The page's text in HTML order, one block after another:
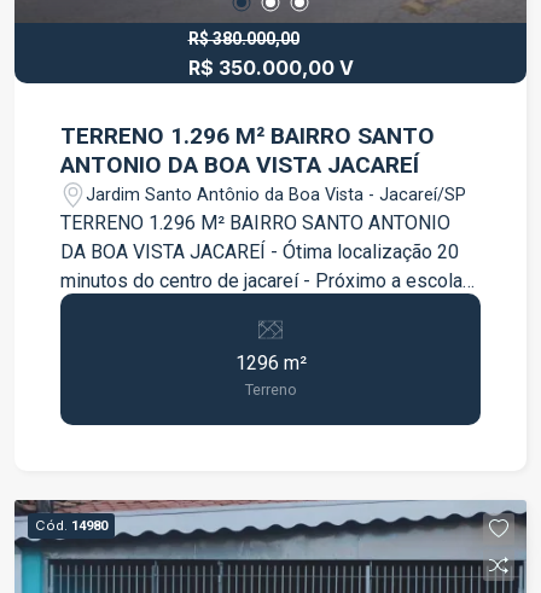
R$ 380.000,00
R$ 350.000,00 V
TERRENO 1.296 M² BAIRRO SANTO
ANTONIO DA BOA VISTA JACAREÍ
Jardim Santo Antônio da Boa Vista - Jacareí/SP
TERRENO 1.296 M² BAIRRO SANTO ANTONIO
DA BOA VISTA JACAREÍ - Ótima localização 20
minutos do centro de jacareí - Próximo a escola
AGENDE SUA VISITA!!!
1296 m²
Terreno
Cód. 14980